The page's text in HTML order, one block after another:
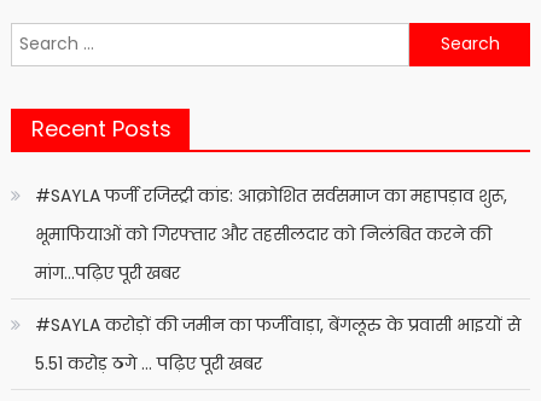
Search
for:
Recent Posts
#SAYLA फर्जी रजिस्ट्री कांड: आक्रोशित सर्वसमाज का महापड़ाव शुरू,
भूमाफियाओं को गिरफ्तार और तहसीलदार को निलंबित करने की
मांग…पढ़िए पूरी खबर
#SAYLA करोड़ों की जमीन का फर्जीवाड़ा, बेंगलूरु के प्रवासी भाइयों से
5.51 करोड़ ठगे … पढ़िए पूरी खबर